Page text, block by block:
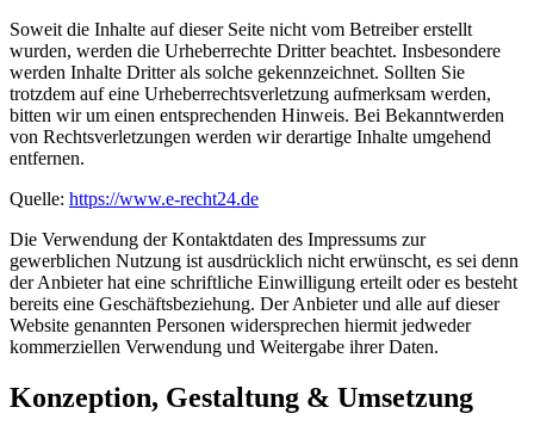
Soweit die Inhalte auf dieser Seite nicht vom Betreiber erstellt
wurden, werden die Urheberrechte Dritter beachtet. Insbesondere
werden Inhalte Dritter als solche gekennzeichnet. Sollten Sie
trotzdem auf eine Urheberrechtsverletzung aufmerksam werden,
bitten wir um einen entsprechenden Hinweis. Bei Bekanntwerden
von Rechtsverletzungen werden wir derartige Inhalte umgehend
entfernen.
Quelle: https://www.e-recht24.de
Die Verwendung der Kontaktdaten des Impressums zur
gewerblichen Nutzung ist ausdrücklich nicht erwünscht, es sei denn
der Anbieter hat eine schriftliche Einwilligung erteilt oder es besteht
bereits eine Geschäftsbeziehung. Der Anbieter und alle auf dieser
Website genannten Personen widersprechen hiermit jedweder
kommerziellen Verwendung und Weitergabe ihrer Daten.
Konzeption, Gestaltung & Umsetzung